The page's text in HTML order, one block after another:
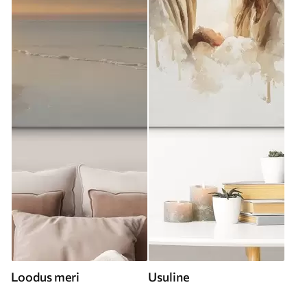
Loodus meri Usuline